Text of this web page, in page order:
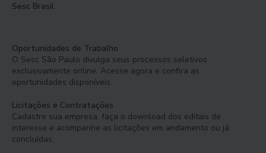
Sesc Brasil
Oportunidades de Trabalho
O Sesc São Paulo divulga seus processos seletivos
exclusivamente online. Acesse agora e confira as
oportunidades disponíveis.
Licitações e Contratações
Cadastre sua empresa, faça o download dos editais de
interesse e acompanhe as licitações em andamento ou já
concluídas.